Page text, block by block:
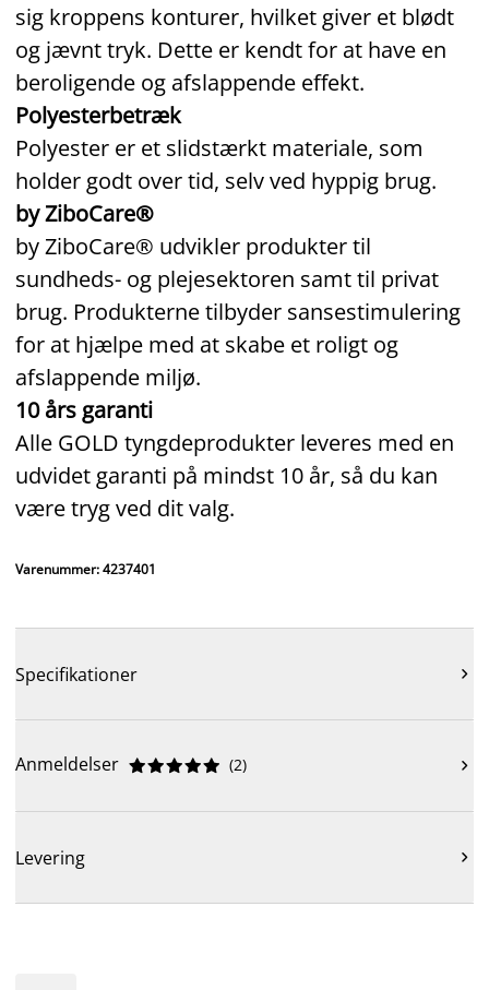
sig kroppens konturer, hvilket giver et blødt
og jævnt tryk. Dette er kendt for at have en
beroligende og afslappende effekt.
Polyesterbetræk
Polyester er et slidstærkt materiale, som
holder godt over tid, selv ved hyppig brug.
by ZiboCare®
by ZiboCare® udvikler produkter til
sundheds- og plejesektoren samt til privat
brug. Produkterne tilbyder sansestimulering
for at hjælpe med at skabe et roligt og
afslappende miljø.
10 års garanti
Alle GOLD tyngdeprodukter leveres med en
udvidet garanti på mindst 10 år, så du kan
være tryg ved dit valg.
Varenummer: 4237401
Specifikationer 
Anmeldelser 




 (2) 
Levering 